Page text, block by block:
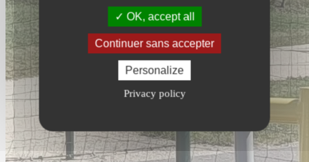
OK, accept all
Continuer sans accepter
Personalize
Privacy policy